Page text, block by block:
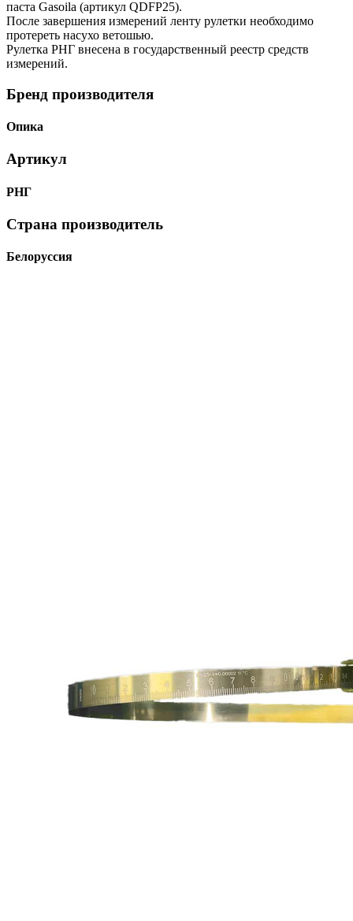
паста Gasoila (артикул QDFP25).
После завершения измерений ленту рулетки необходимо
протереть насухо ветошью.
Рулетка РНГ внесена в государственный реестр средств
измерений.
Бренд производителя
Опика
Артикул
РНГ
Страна производитель
Белоруссия